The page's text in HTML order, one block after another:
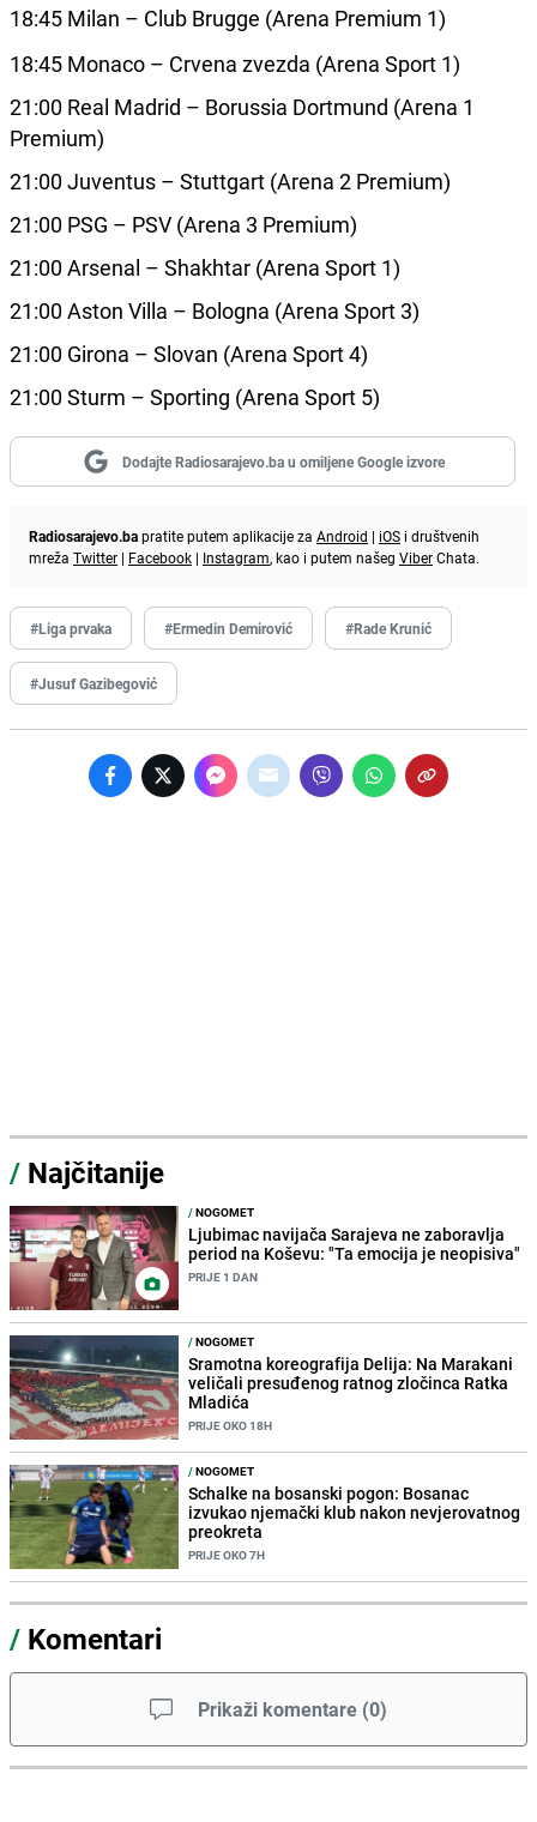
18:45 Milan – Club Brugge (Arena Premium 1)
18:45 Monaco – Crvena zvezda (Arena Sport 1)
21:00 Real Madrid – Borussia Dortmund (Arena 1
Premium)
21:00 Juventus – Stuttgart (Arena 2 Premium)
21:00 PSG – PSV (Arena 3 Premium)
21:00 Arsenal – Shakhtar (Arena Sport 1)
21:00 Aston Villa – Bologna (Arena Sport 3)
21:00 Girona – Slovan (Arena Sport 4)
21:00 Sturm – Sporting (Arena Sport 5)
Dodajte Radiosarajevo.ba u omiljene Google izvore
Radiosarajevo.bapratite putem aplikacije za Android | iOS i društvenih
mreža Twitter | Facebook | Instagram, kao i putem našeg ViberChata.
#Liga prvaka #Ermedin Demirović #Rade Krunić
#Jusuf Gazibegović
/ Najčitanije
/NOGOMET
Ljubimac navijača Sarajeva ne zaboravlja
period na Koševu: "Ta emocija je neopisiva"
PRIJE 1 DAN
/NOGOMET
Sramotna koreografija Delija: Na Marakani
veličali presuđenog ratnog zločinca Ratka
Mladića
PRIJE OKO 18H
/NOGOMET
Schalke na bosanski pogon: Bosanac
izvukao njemački klub nakon nevjerovatnog
preokreta
PRIJE OKO 7H
/ Komentari
Prikaži komentare (0)